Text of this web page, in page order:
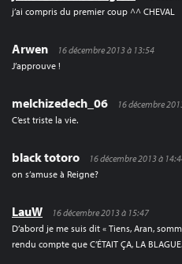
j’ai compris du premier coup ^^ CHEVAL
Arwen
16 décembre 2013 à 13:54
J’approuve !
melchizedech_06
16 décembre
C’est triste la vie.
black totoro
16 décembre 2013 à
on s’amuse à Reigne?
LauW
16 décembre 2013 à 15:47
D’abord je me suis dit « Tiens, Aran,
rendu compte que C’ÉTAIT ÇA, LA BLAGUE.